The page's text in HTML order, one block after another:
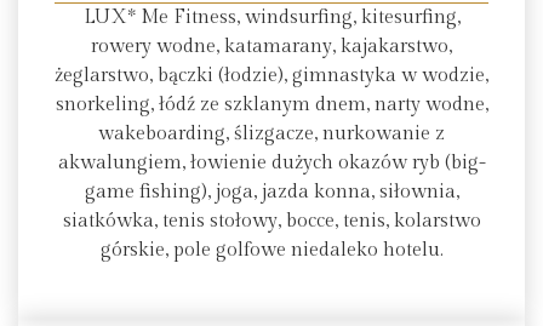
LUX* Me Fitness, windsurfing, kitesurfing,
rowery wodne, katamarany, kajakarstwo,
żeglarstwo, bączki (łodzie), gimnastyka w wodzie,
snorkeling, łódź ze szklanym dnem, narty wodne,
wakeboarding, ślizgacze, nurkowanie z
akwalungiem, łowienie dużych okazów ryb (big-
game fishing), joga, jazda konna, siłownia,
siatkówka, tenis stołowy, bocce, tenis, kolarstwo
górskie, pole golfowe niedaleko hotelu.